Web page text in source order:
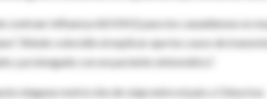
contraer influenza A(H5N1) para los canadienses es
Shindo coincidió al explicar que los casos de
y prolongado con un paciente sintomático”.
ninguna restricción de viaje entre el país y China tras